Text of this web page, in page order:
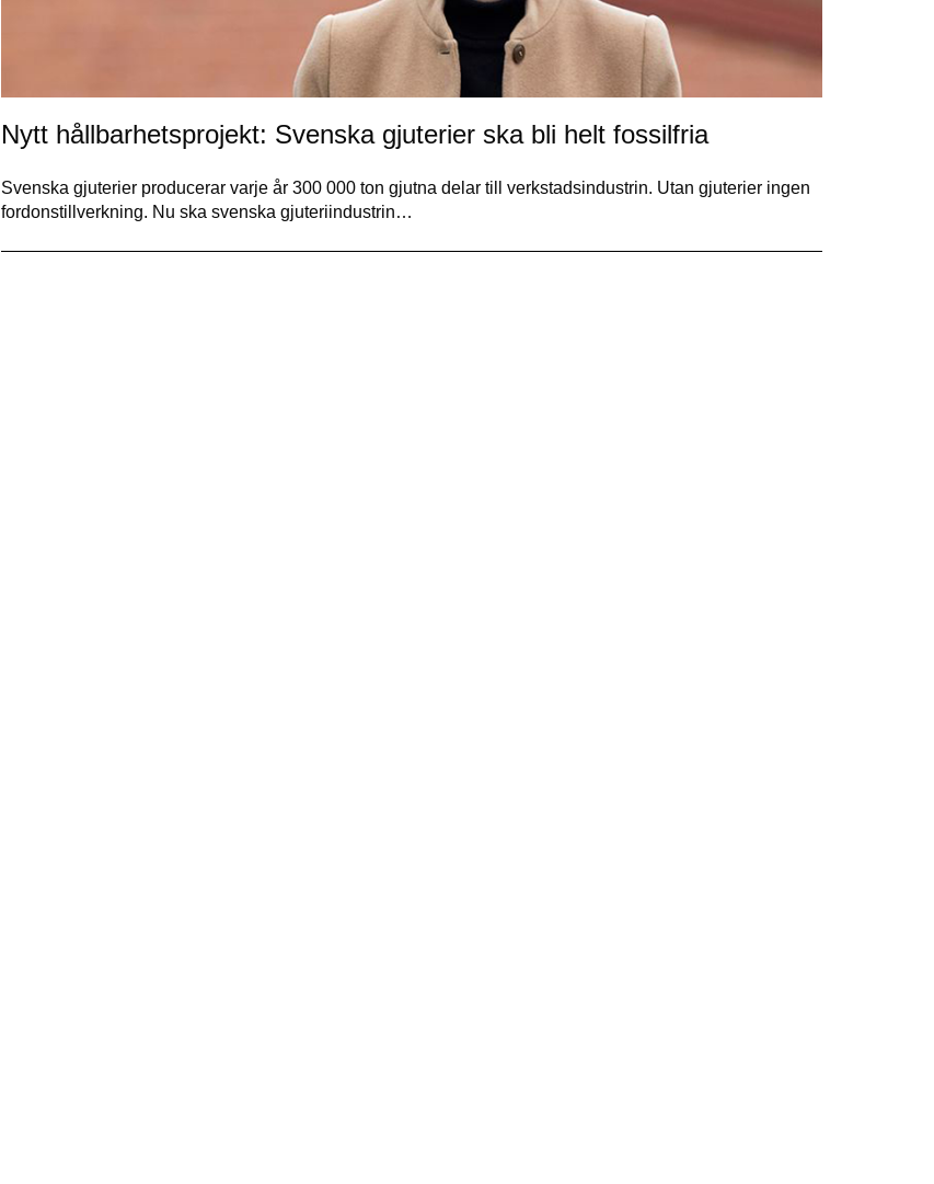
Nytt hållbarhetsprojekt: Svenska gjuterier ska bli helt fossilfria
Svenska gjuterier producerar varje år 300 000 ton gjutna delar till verkstadsindustrin. Utan gjuterier ingen
fordonstillverkning. Nu ska svenska gjuteriindustrin…